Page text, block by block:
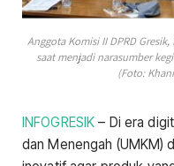
Anggota Komisi II DPRD
saat menjadi narasumber
(Foto:
INFOGRESIK – Di era
dan Menengah (UMKM)